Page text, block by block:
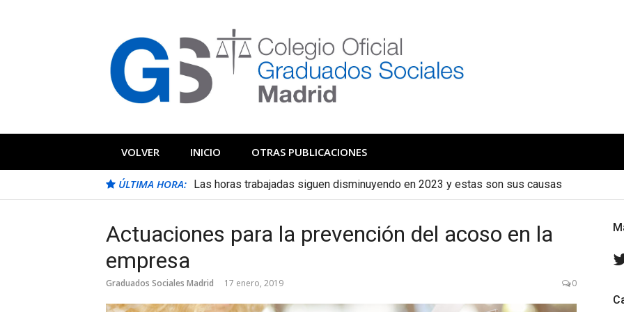
Blog Colegio de Graduados
VOLVER INICIO OTRAS PUBLICACIONES
ÚLTIMA HORA: Las horas trabajadas siguen disminuyendo en 2023 y estas son sus causas
Los contratos de prácticas se convierten en indefinidos con mayor frecuencia de lo que
Actuaciones para la prevención del acoso en la
empresa
Graduados Sociales Madrid 17 enero, 2019 0